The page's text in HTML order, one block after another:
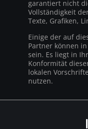
garantiert nicht
Vollständigkeit
Texte, Grafiken,
Einige der auf
Partner können
sein. Es liegt in
Konformität
lokalen
nutzen.